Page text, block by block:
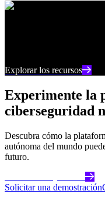
Centro de
Explorar los recursos
Experimente la
ciberseguridad
Descubra cómo la
autónoma del mundo
futuro.
Solicitar una demostración